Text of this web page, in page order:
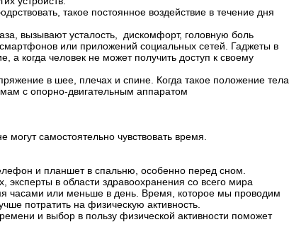
такое постоянное воздействие в течение дня
вызывают усталость, дискомфорт, головную боль
или приложений социальных сетей. Гаджеты в
а когда человек не может получить доступ к своему
в шее, плечах и спине. Когда такое положение тела
с опорно-двигательным аппаратом
могут самостоятельно чувствовать время.
и планшет в спальню, особенно перед сном.
эксперты в области здравоохранения со всего мира
часами или меньше в день. Время, которое мы проводим
потратить на физическую активность.
и выбор в пользу физической активности поможет